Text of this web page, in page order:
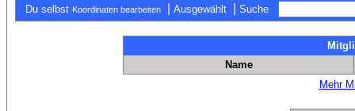
Du selbst Koordinaten bearbeiten Ausgewählt Suche
Name
Mehr